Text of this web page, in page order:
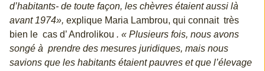
d’habitants- de toute façon, les chèvres étaient aussi là
avant 1974», explique Maria Lambrou, qui connait très
bien le cas d’ Androlikou . « Plusieurs fois, nous avons
songé à prendre des mesures juridiques, mais nous
savions que les habitants étaient pauvres et que l’élevage